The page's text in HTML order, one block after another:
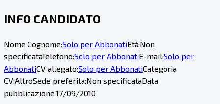
INFO CANDIDATO
Nome Cognome:Solo per AbbonatiEtà:Non
specificataTelefono:Solo per AbbonatiE-mail:Solo per
AbbonatiCV allegato:Solo per AbbonatiCategoria
CV:AltroSede preferita:Non specificataData
pubblicazione:17/09/2010